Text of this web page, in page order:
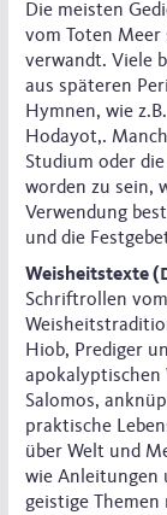
Die meisten
vom Toten Meer
verwandt. Viele
aus späteren
Hymnen, wie
Hodayot,.
Studium oder
worden zu sein,
Verwendung
und die
Schriftrollen
Hiob, Prediger
apokalyptischen
Salomos,
praktische
über Welt und
wie Anleitungen
geistige